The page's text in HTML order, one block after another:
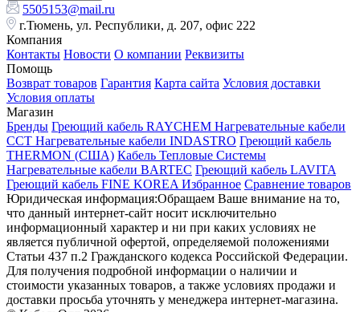
5505153@mail.ru
г.Тюмень, ул. Республики, д. 207, офис 222
Компания
Контакты Новости О компании Реквизиты
Помощь
Возврат товаров Гарантия Карта сайта Условия доставки
Условия оплаты
Магазин
Бренды Греющий кабель RAYCHEM Нагревательные кабели
ССТ Нагревательные кабели INDASTRO Греющий кабель
THERMON (США) Кабель Тепловые Системы
Нагревательные кабели BARTEC Греющий кабель LAVITA
Греющий кабель FINE KOREA Избранное Сравнение товаров
Юридическая информация:Обращаем Ваше внимание на то,
что данный интернет-сайт носит исключительно
информационный характер и ни при каких условиях не
является публичной офертой, определяемой положениями
Статьи 437 п.2 Гражданского кодекса Российской Федерации.
Для получения подробной информации о наличии и
стоимости указанных товаров, а также условиях продажи и
доставки просьба уточнять у менеджера интернет-магазина.